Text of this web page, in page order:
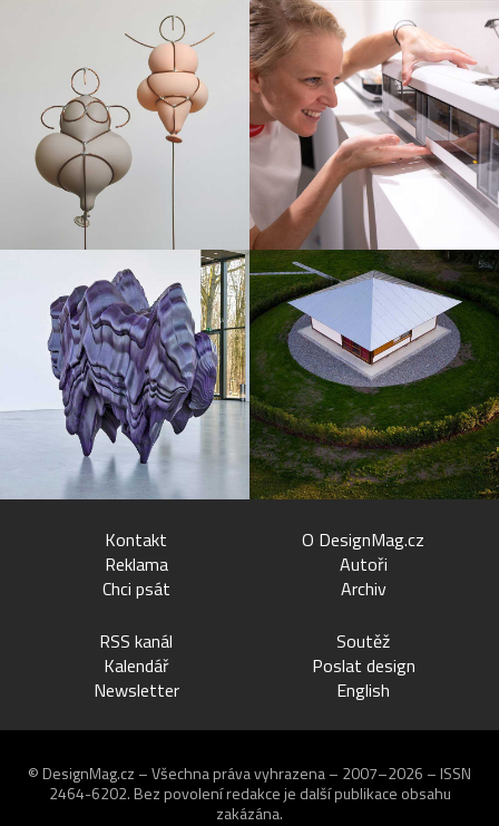
Kontakt
Reklama
Chci psát
O DesignMag.cz
Autoři
Archiv
RSS kanál
Kalendář
Newsletter
Soutěž
Poslat design
English
© DesignMag.cz – Všechna práva vyhrazena – 2007–2026 – ISSN
2464-6202. Bez povolení redakce je další publikace obsahu
zakázána.